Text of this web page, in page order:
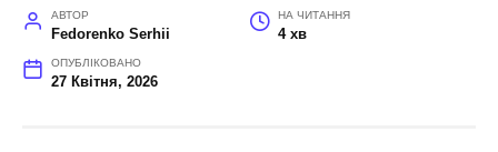
АВТОР
Fedorenko Serhii
НА ЧИТАННЯ
4 хв
ОПУБЛІКОВАНО
27 Квітня, 2026